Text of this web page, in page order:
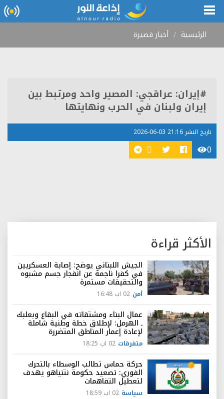
الرئيسية أخبار قصيرة
#إيران: عراقجي: المصير واحد ومرتبط بين
إيران ولبنان في الحرب ونهايتها
تاريخ النشر 21:16 03-06-2026
0
الأكثر قراءة
الجيش اللبناني يوضح: إصابة العسكريين
في كفرا ناجمة عن انفجار جسم مشبوه
والتحقيقات مستمرة
أمن 02 اب 16:48
عمال البناء ومشتقاته في البقاع وبعلبك
ـ الهرمل: لإطلاق خطة وطنية شاملة
لإعادة إعمار المناطق المتضررة
متفرقات 02 اب 18:25
حركة حماس تطالب الوسطاء بالتحرك
الفوري: تصعيد حكومة نتنياهو يهدف
لتعطيل التفاهمات
سياسة 02 اب 18:59